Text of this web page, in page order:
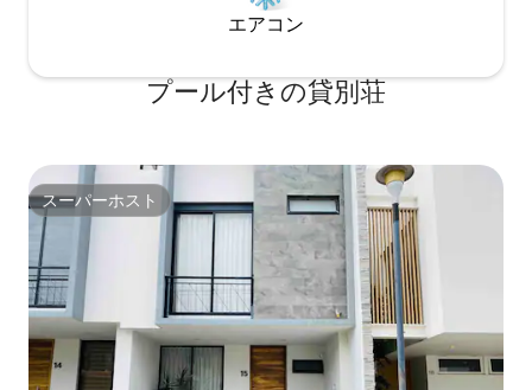
エアコン
プール付きの貸別荘
スーパーホスト
スーパーホスト